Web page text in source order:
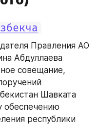
Правления АО
Абдуллаева
совещание,
Шавката
обеспечению
республики